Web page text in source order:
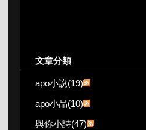
文章分類
apo小說(19)
apo小品(10)
與你小詩(47)